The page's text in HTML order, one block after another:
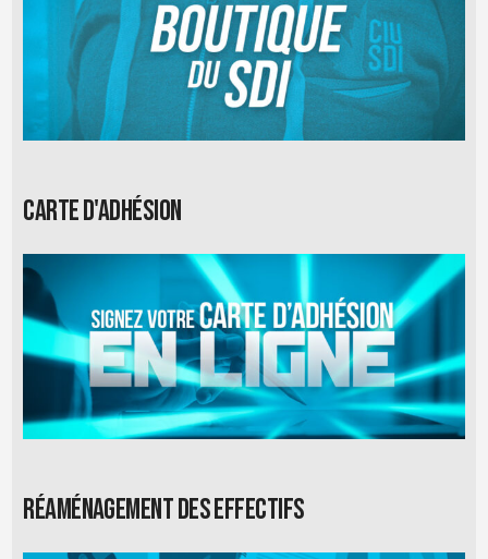
Carte d'adhésion
Réaménagement des effectifs